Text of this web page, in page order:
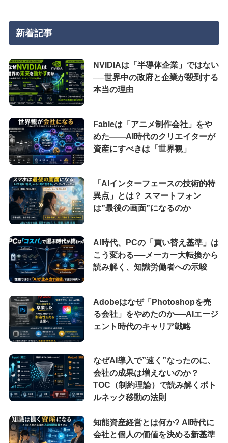
新着記事
NVIDIAは「半導体企業」ではない
──世界中の政府と企業が殺到する
本当の理由
Fableは「アニメ制作会社」をや
めた――AI時代のクリエイターが
資産にすべきは「世界観」
「AIインターフェースの技術的特
異点」とは？ スマートフォン
は”最後の画面”になるのか
AI時代、PCの「買い替え基準」は
こう変わる──メーカー大転換から
読み解く、知識労働者への示唆
Adobeはなぜ「Photoshopを売
る会社」をやめたのか──AIエージ
ェント時代のキャリア戦略
なぜAI導入で”速く”なったのに、
会社の成果は増えないのか？
TOC（制約理論）で読み解くボト
ルネック移動の法則
知能資産経営とは何か? AI時代に
会社と個人の価値を決める新基準